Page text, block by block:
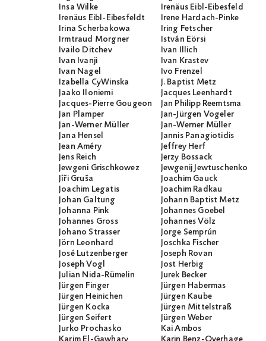
Insa Wilke
Irenäus Eibl-Eibesfeld
Irenäus Eibl-Eibesfeldt
Irene Hardach-Pinke
Irina Scherbakowa
Iring Fetscher
Irmtraud Morgner
István Eörsi
Ivailo Ditchev
Ivan Illich
Ivan Ivanji
Ivan Krastev
Ivan Nagel
Ivo Frenzel
Izabella CyWinska
J. Baptist Metz
Jaako Iloniemi
Jacques Leenhardt
Jacques-Pierre Gougeon
Jan Philipp Reemtsma
Jan Plamper
Jan-Jürgen Vogeler
Jan-Werner Müller
Jan-Werner Müller
Jana Hensel
Jannis Panagiotidis
Jean Améry
Jeffrey Herf
Jens Reich
Jerzy Bossack
Jewgeni Grischkowez
Jewgenij Jewtuschenko
Jíři Gruša
Joachim Gauck
Joachim Legatis
Joachim Radkau
Johan Galtung
Johann Baptist Metz
Johanna Pink
Johannes Goebel
Johannes Gross
Johannes Völz
Johano Strasser
Jorge Semprún
Jörn Leonhard
Joschka Fischer
José Lutzenberger
Joseph Rovan
Joseph Vogl
Jost Herbig
Julian Nida-Rümelin
Jurek Becker
Jürgen Finger
Jürgen Habermas
Jürgen Heinichen
Jürgen Kaube
Jürgen Kocka
Jürgen Mittelstraß
Jürgen Seifert
Jürgen Weber
Jurko Prochasko
Kai Ambos